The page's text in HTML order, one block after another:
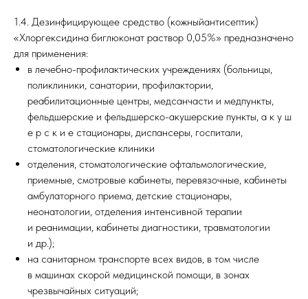
1.4. Дезинфицирующее средство (кожныйантисептик)
«Хлоргексидина биглюконат раствор 0,05%» предназначено
для применения:
в лечебно-профилактических учреждениях (больницы,
поликлиники, санатории, профилактории,
реабилитационные центры, медсанчасти и медпункты,
фельдшерские и фельдшерско-акушерские пункты, а к у ш
е р с к и е стационары, диспансеры, госпитали,
стоматологические клиники
отделения, стоматологические офтальмологические,
приемные, смотровые кабинеты, перевязочные, кабинеты
амбулаторного приема, детские стационары,
неонатологии, отделения интенсивной терапии
и реанимации, кабинеты диагностики, травматологии
и др.);
на санитарном транспорте всех видов, в том числе
в машинах скорой медицинской помощи, в зонах
чрезвычайных ситуаций;